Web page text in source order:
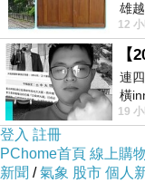
雄
天
12
連
橫
看
19
登入 註冊
PChome首頁 線上購
新聞 /氣象 股市 個人